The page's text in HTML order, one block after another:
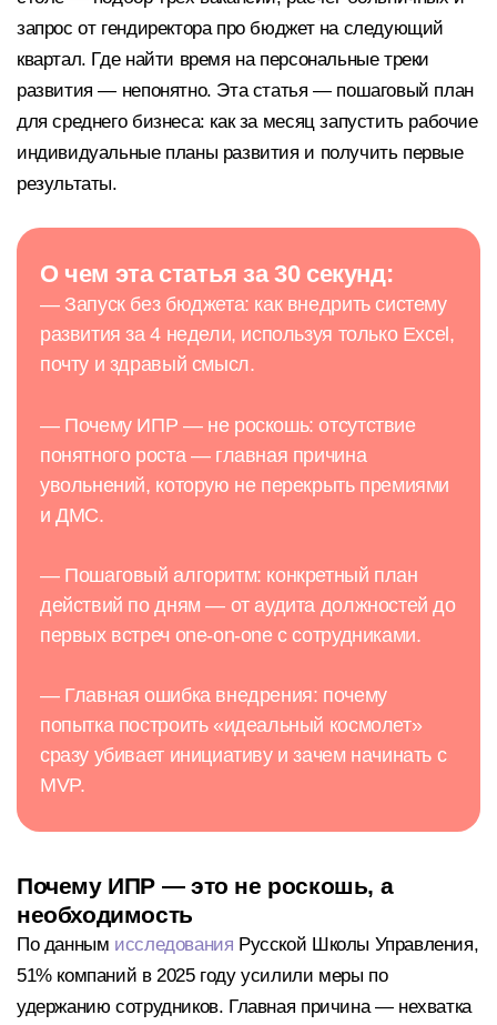
запрос от гендиректора про бюджет на следующий
квартал. Где найти время на персональные треки
развития — непонятно. Эта статья — пошаговый план
для среднего бизнеса: как за месяц запустить рабочие
индивидуальные планы развития и получить первые
результаты.
О чем эта статья за 30 секунд:
— Запуск без бюджета: как внедрить систему
развития за 4 недели, используя только Excel,
почту и здравый смысл.
— Почему ИПР — не роскошь: отсутствие
понятного роста — главная причина
увольнений, которую не перекрыть премиями
и ДМС.
— Пошаговый алгоритм: конкретный план
действий по дням — от аудита должностей до
первых встреч one-on-one с сотрудниками.
— Главная ошибка внедрения: почему
попытка построить «идеальный космолет»
сразу убивает инициативу и зачем начинать с
MVP.
Почему ИПР — это не роскошь, а
необходимость
По данным исследования Русской Школы Управления,
51% компаний в 2025 году усилили меры по
удержанию сотрудников. Главная причина — нехватка